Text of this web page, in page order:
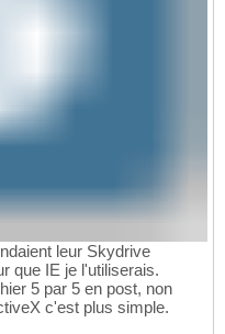
leur Skydrive
que IE je l'utiliserais.
5 par 5 en post, non
c'est plus simple.